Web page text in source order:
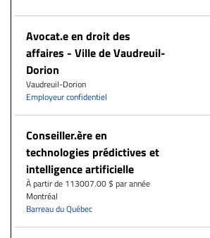
Avocat.e en droit des
affaires - Ville de Vaudreuil-
Dorion
Vaudreuil-Dorion
Employeur confidentiel
Conseiller.ère en
technologies prédictives et
intelligence artificielle
À partir de 113007.00 $ par année
Montréal
Barreau du Québec